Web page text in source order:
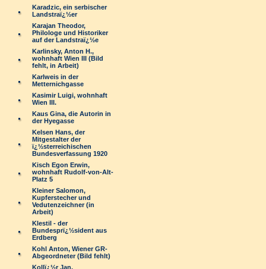
Karadzic, ein serbischer
Landstraï¿½er
Karajan Theodor,
Philologe und Historiker
auf der Landstraï¿½e
Karlinsky, Anton H.,
wohnhaft Wien III (Bild
fehlt, in Arbeit)
Karlweis in der
Metternichgasse
Kasimir Luigi, wohnhaft
Wien III.
Kaus Gina, die Autorin in
der Hyegasse
Kelsen Hans, der
Mitgestalter der
ï¿½sterreichischen
Bundesverfassung 1920
Kisch Egon Erwin,
wohnhaft Rudolf-von-Alt-
Platz 5
Kleiner Salomon,
Kupferstecher und
Vedutenzeichner (in
Arbeit)
Klestil - der
Bundesprï¿½sident aus
Erdberg
Kohl Anton, Wiener GR-
Abgeordneter (Bild fehlt)
Kollï¿½r Jan,